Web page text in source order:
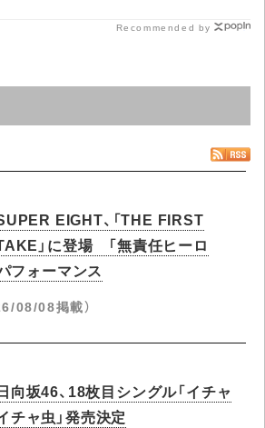
Recommended by
EIGHT、「THE FIRST
」に登場 「無責任ヒーロ
フォーマンス
08/08掲載）
向坂46、18枚目シングル「イチャ
チャ虫」発売決定